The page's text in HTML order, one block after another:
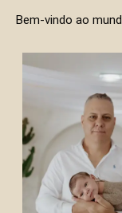
Bem-vindo ao